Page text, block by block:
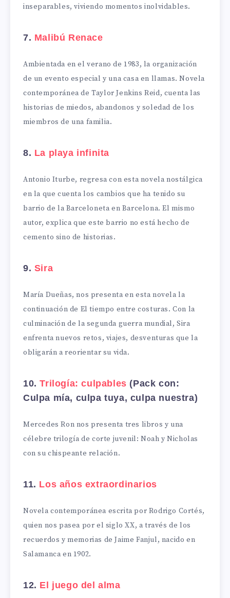
inseparables, viviendo momentos inolvidables.
7. Malibú Renace
Ambientada en el verano de 1983, la organización
de un evento especial y una casa en llamas. Novela
contemporánea de Taylor Jenkins Reid, cuenta las
historias de miedos, abandonos y soledad de los
miembros de una familia.
8. La playa infinita
Antonio Iturbe, regresa con esta novela nostálgica
en la que cuenta los cambios que ha tenido su
barrio de la Barceloneta en Barcelona. El mismo
autor, explica que este barrio no está hecho de
cemento sino de historias.
9. Sira
María Dueñas, nos presenta en esta novela la
continuación de El tiempo entre costuras. Con la
culminación de la segunda guerra mundial, Sira
enfrenta nuevos retos, viajes, desventuras que la
obligarán a reorientar su vida.
10.Trilogía: culpables (Pack con:
Culpa mía, culpa tuya, culpa nuestra)
Mercedes Ron nos presenta tres libros y una
célebre trilogía de corte juvenil: Noah y Nicholas
con su chispeante relación.
11. Los años extraordinarios
Novela contemporánea escrita por Rodrigo Cortés,
quien nos pasea por el siglo XX, a través de los
recuerdos y memorias de Jaime Fanjul, nacido en
Salamanca en 1902.
12. El juego del alma